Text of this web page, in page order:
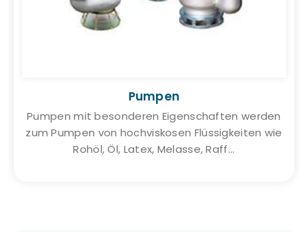
Pumpen
Pumpen mit besonderen Eigenschaften werden
zum Pumpen von hochviskosen Flüssigkeiten wie
Rohöl, Öl, Latex, Melasse, Raff...